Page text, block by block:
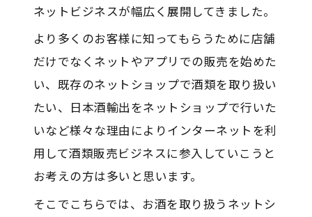
ネットビジネスが幅広く展開してきました。
より多くのお客様に知ってもらうために店舗
だけでなくネットやアプリでの販売を始めた
い、既存のネットショップで酒類を取り扱い
たい、日本酒輸出をネットショップで行いた
いなど様々な理由によりインターネットを利
用して酒類販売ビジネスに参入していこうと
お考えの方は多いと思います。
そこでこちらでは、お酒を取り扱うネットシ